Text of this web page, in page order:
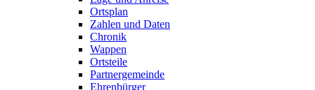
Ortsplan
Zahlen und Daten
Chronik
Wappen
Ortsteile
Partnergemeinde
Ehrenbürger